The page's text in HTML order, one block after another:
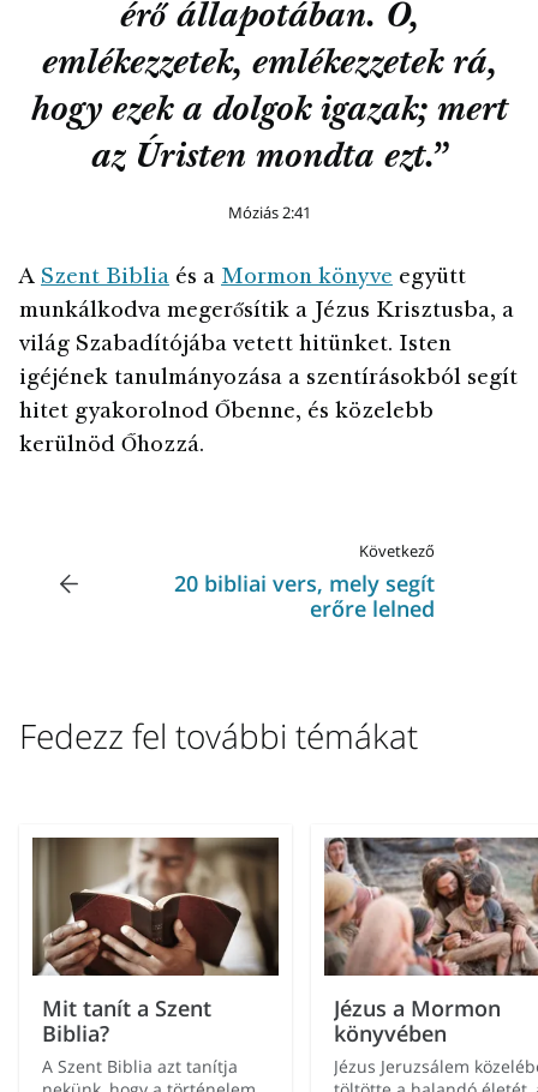
érő állapotában. Ó,
emlékezzetek, emlékezzetek rá,
hogy ezek a dolgok igazak; mert
az Úristen mondta ezt.”
Móziás 2:41
A Szent Biblia és a Mormon könyve együtt
munkálkodva megerősítik a Jézus Krisztusba, a
világ Szabadítójába vetett hitünket. Isten
igéjének tanulmányozása a szentírásokból segít
hitet gyakorolnod Őbenne, és közelebb
kerülnöd Őhozzá.
Következő
20 bibliai vers, mely segít
erőre lelned
Fedezz fel további témákat
Mit tanít a Szent
Biblia?
A Szent Biblia azt tanítja
Jézus a Mormon
könyvében
Jézus Jeruzsálem